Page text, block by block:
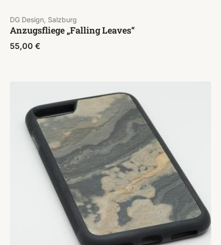
DG Design, Salzburg
Anzugsfliege „Falling Leaves“
55,00 €